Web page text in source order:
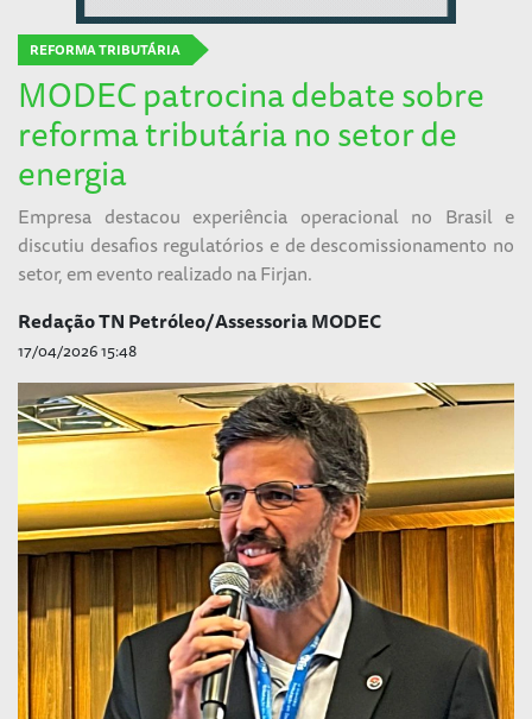
REFORMA TRIBUTÁRIA
MODEC patrocina debate sobre
reforma tributária no setor de
energia
Empresa destacou experiência operacional no Brasil e
discutiu desafios regulatórios e de descomissionamento no
setor, em evento realizado na Firjan.
Redação TN Petróleo/Assessoria MODEC
17/04/2026 15:48